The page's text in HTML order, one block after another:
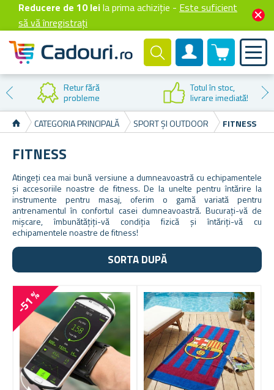
Reducere de 10 leila prima achiziție - Este suficient
să vă înregistrați
Cont client
0 produselor
Reducere la
prima cumpărare
CATEGORIA PRINCIPALĂ SPORT ȘI OUTDOOR FITNESS
FITNESS
Atingeți cea mai bună versiune a dumneavoastră cu echipamentele
și accesoriile noastre de fitness. De la unelte pentru întărire la
instrumente pentru masaj, oferim o gamă variată pentru
antrenamentul în confortul casei dumneavoastră. Bucurați-vă de
mișcare, îmbunătățiți-vă condiția fizică și întăriți-vă cu
echipamentele noastre de fitness!
SORTA DUPĂ
-51 %